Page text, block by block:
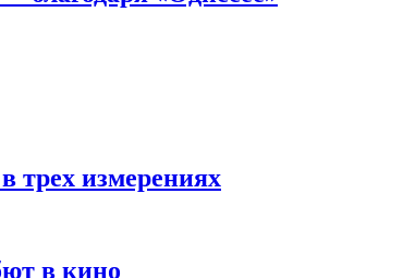
трех измерениях
в кино